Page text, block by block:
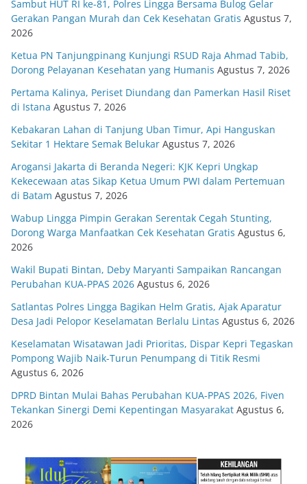
Sambut HUT RI ke-81, Polres Lingga Bersama Bulog Gelar
Gerakan Pangan Murah dan Cek Kesehatan Gratis Agustus 7,
2026
Ketua PN Tanjungpinang Kunjungi RSUD Raja Ahmad Tabib,
Dorong Pelayanan Kesehatan yang Humanis Agustus 7, 2026
Pertama Kalinya, Periset Diundang dan Pamerkan Hasil Riset
di Istana Agustus 7, 2026
Kebakaran Lahan di Tanjung Uban Timur, Api Hanguskan
Sekitar 1 Hektare Semak Belukar Agustus 7, 2026
Arogansi Jakarta di Beranda Negeri: KJK Kepri Ungkap
Kekecewaan atas Sikap Ketua Umum PWI dalam Pertemuan
di Batam Agustus 7, 2026
Wabup Lingga Pimpin Gerakan Serentak Cegah Stunting,
Dorong Warga Manfaatkan Cek Kesehatan Gratis Agustus 6,
2026
Wakil Bupati Bintan, Deby Maryanti Sampaikan Rancangan
Perubahan KUA-PPAS 2026 Agustus 6, 2026
Satlantas Polres Lingga Bagikan Helm Gratis, Ajak Aparatur
Desa Jadi Pelopor Keselamatan Berlalu Lintas Agustus 6, 2026
Keselamatan Wisatawan Jadi Prioritas, Dispar Kepri Tegaskan
Pompong Wajib Naik-Turun Penumpang di Titik Resmi
Agustus 6, 2026
DPRD Bintan Mulai Bahas Perubahan KUA-PPAS 2026, Fiven
Tekankan Sinergi Demi Kepentingan Masyarakat Agustus 6,
2026